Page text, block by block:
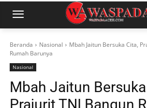
Beranda Nasional
Mbah Jaitun Bersuka Cita,
Rumah Barunya
Nasional
Mbah Jaitun
Prajurit TNI Bangun